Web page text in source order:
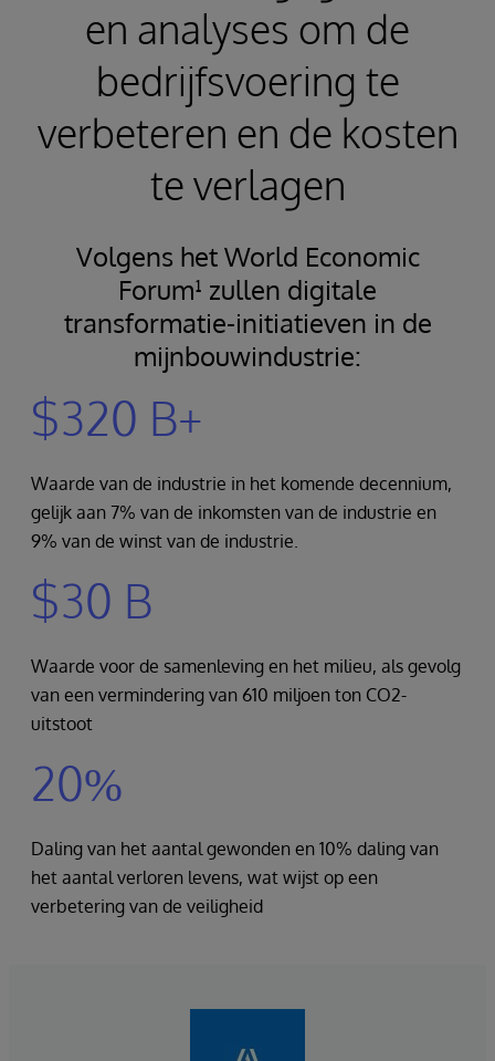
en analyses om de
bedrijfsvoering te
verbeteren en de kosten
te verlagen
Volgens het World Economic
Forum¹ zullen digitale
transformatie-initiatieven in de
mijnbouwindustrie:
$320 B+
Waarde van de industrie in het komende decennium,
gelijk aan 7% van de inkomsten van de industrie en
9% van de winst van de industrie.
$30 B
Waarde voor de samenleving en het milieu, als gevolg
van een vermindering van 610 miljoen ton CO2-
uitstoot
20%
Daling van het aantal gewonden en 10% daling van
het aantal verloren levens, wat wijst op een
verbetering van de veiligheid